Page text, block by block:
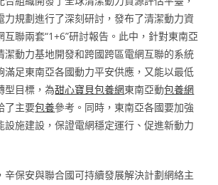
力規劃進行了深刻研討，發布了清潔動力資
互聯兩套“1+6”研討報告。此中，針對東南亞
潔動力基地開發和跨國跨區電網互聯的系統
滿足東南亞各國動力平安供應，又能以最低
型目標，為甜心寶貝包養網東南亞動包養網
了主要包養參考。同時，東南亞各國要加強
設施建設，保證電網穩定運行、促進新動力
辛保安與聯合國可持續發展解決計劃網絡主